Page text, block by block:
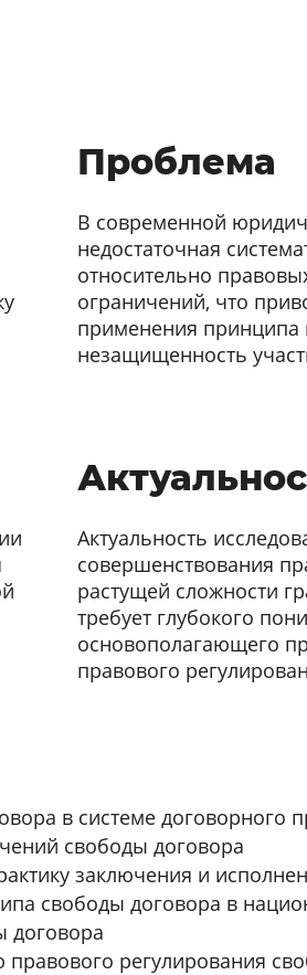
Проблема
В современной
недостаточная
относительно
ограничений, что
применения
незащищенность
Актуальность
совершенствования
растущей сложности
требует глубокого
основополагающего
правового
в системе договорного
свободы договора
заключения и
свободы договора в
договора
регулирования